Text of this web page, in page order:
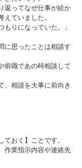
返ってなぜ仕事が続か
ていました。
りになっていた。」
に思ったことは相談す
前職であの時相談して
、相談を大事に前向き
おく】ことです。
作業指示内容や連絡先